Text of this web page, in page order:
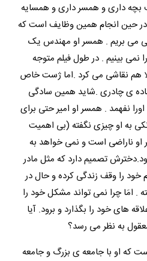
بچه داری و همسر داری و همسایه
در حین انجام همین وظایف است که
پی می بریم . همسر او مهندس یک
نمی بینیم . در طول فیلم متوجه
هم نقاشی می کرد .اما ژست خاص
ساده ی چادری .شاید همین سادگی
نفهمد . همسر او امیر حتی برای
به او چیزی نگفته (بی اهمیت
ناراضی است و نمی خواهد به
دخترش تصمیم دارد که مثل مادر
خود را وقف زندگی کرده و حال در
. امَا چرا نمی تواند مشکل خود را
های خود را بگذارد و برود. آیا
به نظر می رسد؟
او با جامعه ی بزرگ و جامعه